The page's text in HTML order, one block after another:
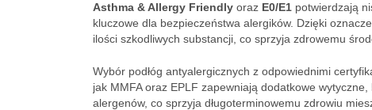
Asthma & Allergy Friendly oraz E0/E1 potwierdzają
kluczowe dla bezpieczeństwa alergików. Dzięki
ilości szkodliwych substancji, co sprzyja zdrowemu
Wybór podłóg antyalergicznych z odpowiednimi
jak MMFA oraz EPLF zapewniają dodatkowe
alergenów, co sprzyja długoterminowemu zdrowiu